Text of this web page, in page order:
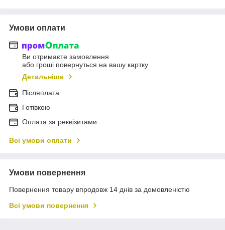
Умови оплати
Ви отримаєте замовлення
або гроші повернуться на вашу картку
Детальніше
Післяплата
Готівкою
Оплата за реквізитами
Всі умови оплати
Умови повернення
Повернення товару впродовж 14 днів за домовленістю
Всі умови повернення